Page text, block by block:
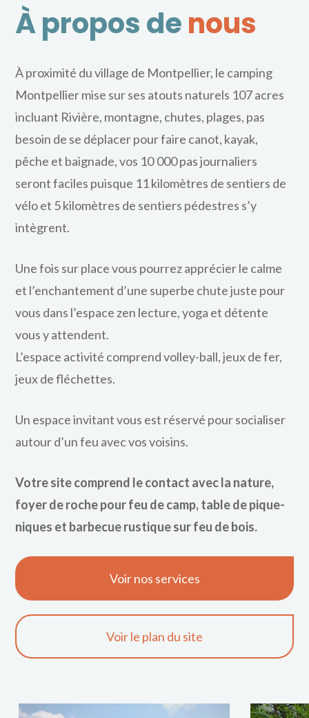
À propos denous
À proximité du village de Montpellier, le camping
Montpellier mise sur ses atouts naturels 107 acres
incluant Rivière, montagne, chutes, plages, pas
besoin de se déplacer pour faire canot, kayak,
pêche et baignade, vos 10 000 pas journaliers
seront faciles puisque 11 kilomètres de sentiers de
vélo et 5 kilomètres de sentiers pédestres s’y
intègrent.
Une fois sur place vous pourrez apprécier le calme
et l’enchantement d’une superbe chute juste pour
vous dans l’espace zen lecture, yoga et détente
vous y attendent.
L’espace activité comprend volley-ball, jeux de fer,
jeux de fléchettes.
Un espace invitant vous est réservé pour socialiser
autour d’un feu avec vos voisins.
Votre site comprend le contact avec la nature,
foyer de roche pour feu de camp, table de pique-
niques et barbecue rustique sur feu de bois.
Voir nos services
Voir le plan du site